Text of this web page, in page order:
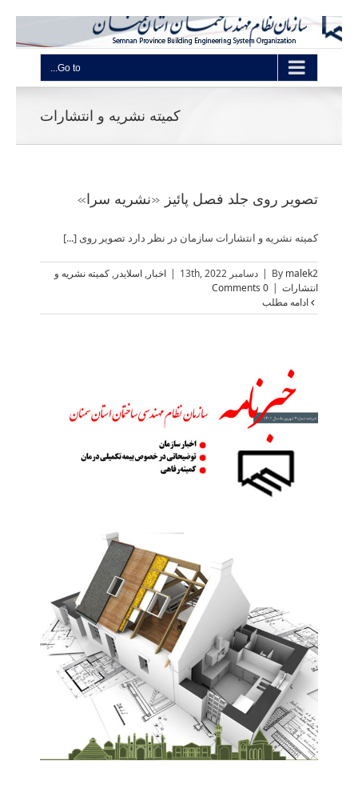
Go to...
کمیته نشریه و انتشارات
تصویر روی جلد فصل پائیز «نشریه سرا»
کمیته نشریه و انتشارات سازمان در نظر دارد تصویر روی [...]
By malek2
| دسامبر 13th, 2022 | اخبار, اسلایدر, کمیته نشریه و
انتشارات |
0 Comments
ادامه مطلب